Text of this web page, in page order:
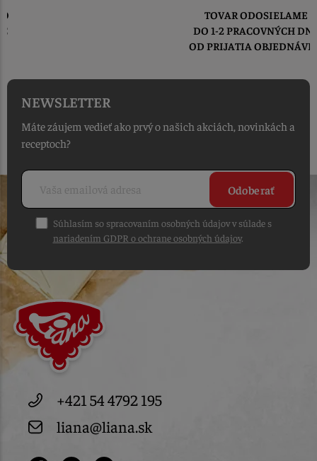
TOVAR ODOSIELAME
DO 1-2 PRACOVNÝCH DNÍ
OD PRIJATIA OBJEDNÁVKY
NEWSLETTER
Máte záujem vedieť ako prvý o našich akciách, novinkách a
receptoch?
Odoberať
Súhlasím so spracovaním osobných údajov v súlade s
nariadením GDPR o ochrane osobných údajov.
+421 54 4792 195
liana@liana.sk